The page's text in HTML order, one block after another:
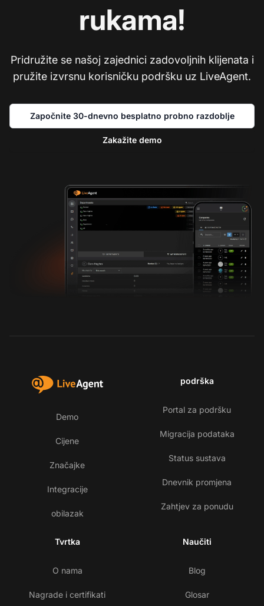
rukama!
Pridružite se našoj zajednici zadovoljnih klijenata i
pružite izvrsnu korisničku podršku uz LiveAgent.
Započnite 30-dnevno besplatno probno razdoblje
Zakažite demo
Demo
Cijene
Značajke
Integracije
obilazak
podrška
Portal za podršku
Migracija podataka
Status sustava
Dnevnik promjena
Zahtjev za ponudu
Tvrtka
O nama
Nagrade i certifikati
Naučiti
Blog
Glosar